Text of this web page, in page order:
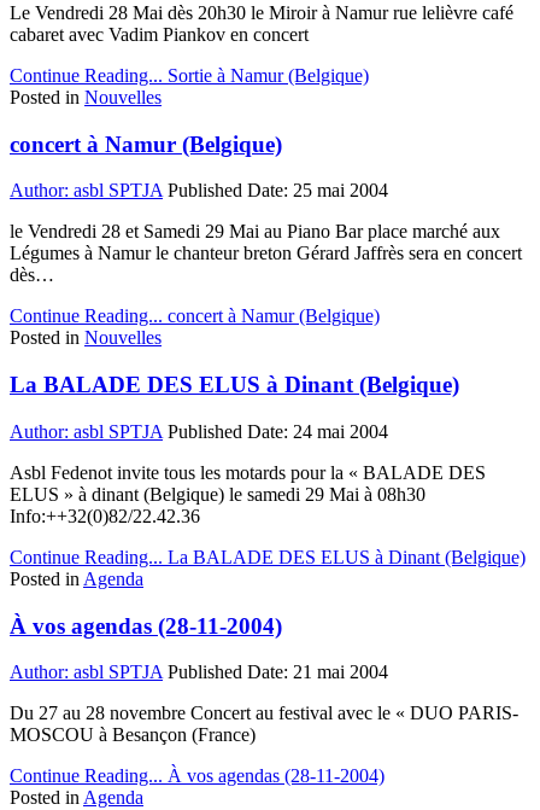
Le Vendredi 28 Mai dès 20h30 le Miroir à Namur rue lelièvre café
cabaret avec Vadim Piankov en concert
Continue Reading... Sortie à Namur (Belgique)
Posted in Nouvelles
concert à Namur (Belgique)
Author: asbl SPTJA Published Date: 25 mai 2004
le Vendredi 28 et Samedi 29 Mai au Piano Bar place marché aux
Légumes à Namur le chanteur breton Gérard Jaffrès sera en concert
dès…
Continue Reading... concert à Namur (Belgique)
Posted in Nouvelles
La BALADE DES ELUS à Dinant (Belgique)
Author: asbl SPTJA Published Date: 24 mai 2004
Asbl Fedenot invite tous les motards pour la « BALADE DES
ELUS » à dinant (Belgique) le samedi 29 Mai à 08h30
Info:++32(0)82/22.42.36
Continue Reading... La BALADE DES ELUS à Dinant (Belgique)
Posted in Agenda
À vos agendas (28-11-2004)
Author: asbl SPTJA Published Date: 21 mai 2004
Du 27 au 28 novembre Concert au festival avec le « DUO PARIS-
MOSCOU à Besançon (France)
Continue Reading... À vos agendas (28-11-2004)
Posted in Agenda